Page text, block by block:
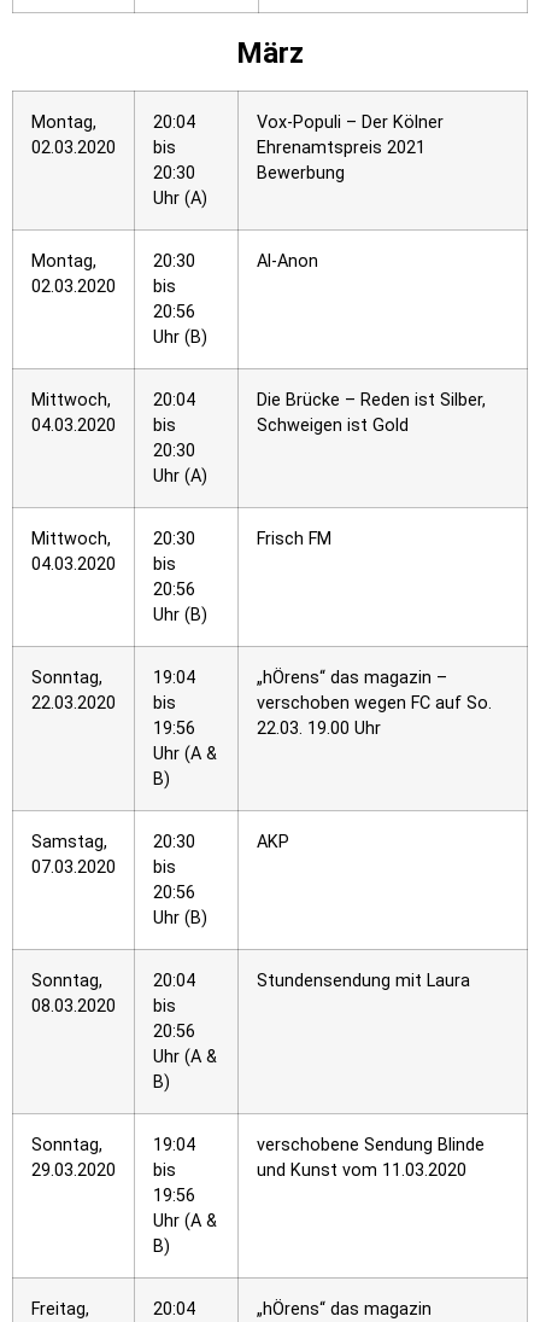
März
Montag,
02.03.2020
20:04
bis
20:30
Uhr (A)
Vox-Populi – Der Kölner
Ehrenamtspreis 2021
Bewerbung
Montag,
02.03.2020
20:30
bis
20:56
Uhr (B)
Al-Anon
Mittwoch,
04.03.2020
20:04
bis
20:30
Uhr (A)
Die Brücke – Reden ist Silber,
Schweigen ist Gold
Mittwoch,
04.03.2020
20:30
bis
20:56
Uhr (B)
Frisch FM
Sonntag,
22.03.2020
19:04
bis
19:56
Uhr (A &
B)
„hÖrens“ das magazin –
verschoben wegen FC auf So.
22.03. 19.00 Uhr
Samstag,
07.03.2020
20:30
bis
20:56
Uhr (B)
AKP
Sonntag,
08.03.2020
20:04
bis
20:56
Uhr (A &
B)
Stundensendung mit Laura
Sonntag,
29.03.2020
19:04
bis
19:56
Uhr (A &
B)
verschobene Sendung Blinde
und Kunst vom 11.03.2020
Freitag,
20:04
„hÖrens“ das magazin